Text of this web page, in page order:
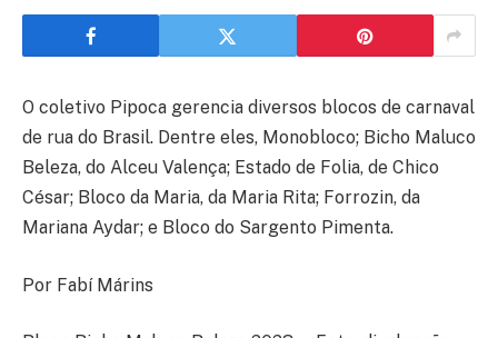
O coletivo Pipoca gerencia diversos blocos de carnaval
de rua do Brasil. Dentre eles, Monobloco; Bicho Maluco
Beleza, do Alceu Valença; Estado de Folia, de Chico
César; Bloco da Maria, da Maria Rita; Forrozin, da
Mariana Aydar; e Bloco do Sargento Pimenta.
Por Fabí Márins